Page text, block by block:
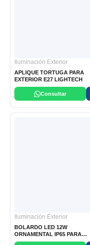
Iluminación Exterior
APLIQUE TORTUGA PARA
EXTERIOR E27 LIGHTECH
Consultar
Iluminación Exterior
BOLARDO LED 12W
ORNAMENTAL IP65 PARA
EXTERIORES NACIONAL